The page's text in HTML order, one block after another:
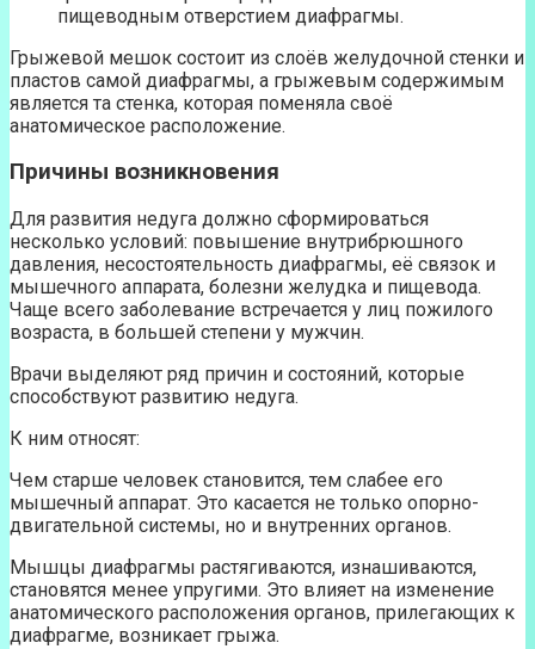
пищеводным отверстием диафрагмы.
Грыжевой мешок состоит из слоёв желудочной стенки и
пластов самой диафрагмы, а грыжевым содержимым
является та стенка, которая поменяла своё
анатомическое расположение.
Причины возникновения
Для развития недуга должно сформироваться
несколько условий: повышение внутрибрюшного
давления, несостоятельность диафрагмы, её связок и
мышечного аппарата, болезни желудка и пищевода.
Чаще всего заболевание встречается у лиц пожилого
возраста, в большей степени у мужчин.
Врачи выделяют ряд причин и состояний, которые
способствуют развитию недуга.
К ним относят:
Чем старше человек становится, тем слабее его
мышечный аппарат. Это касается не только опорно-
двигательной системы, но и внутренних органов.
Мышцы диафрагмы растягиваются, изнашиваются,
становятся менее упругими. Это влияет на изменение
анатомического расположения органов, прилегающих к
диафрагме, возникает грыжа.